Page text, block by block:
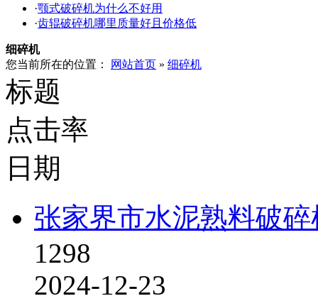
·颚式破碎机为什么不好用
·齿辊破碎机哪里质量好且价格低
细碎机
您当前所在的位置：
网站首页 » 细碎机
标题
点击率
日期
张家界市水泥熟料破碎
1298
2024-12-23